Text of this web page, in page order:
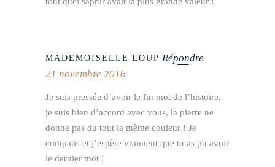
MADEMOISELLE LOUP Répondre
21 novembre 2016
Je suis pressée d’avoir le fin mot de l’histoire,
je suis bien d’accord avec vous, la pierre ne
donne pas du tout la même couleur ! Je
compatis et j’espère vraiment que tu as pu avoir
le dernier mot !